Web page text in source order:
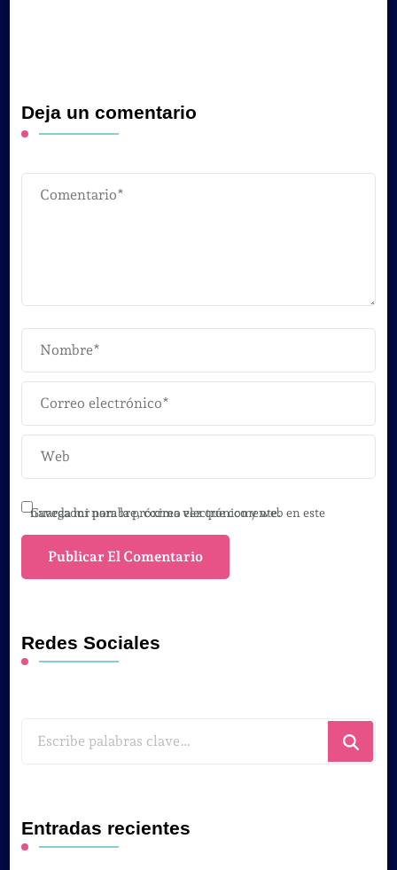
Deja un comentario
Guarda mi nombre, correo electrónico y web en este navegador para la próxima vez que comente.
Redes Sociales
Entradas recientes